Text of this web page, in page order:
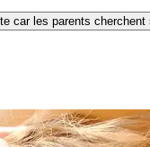
car les parents